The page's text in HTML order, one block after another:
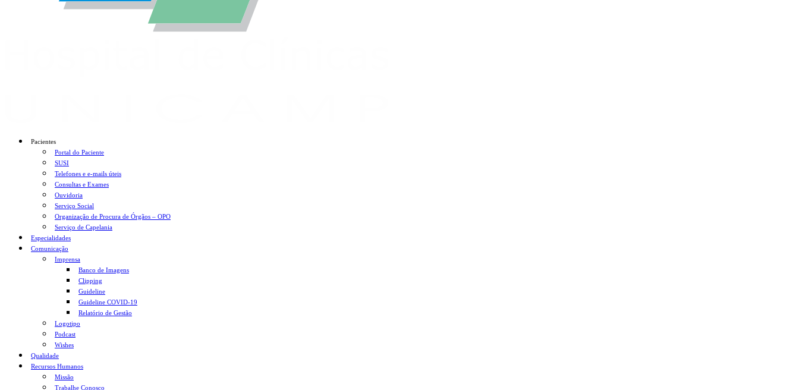
Pacientes
Portal do Paciente
SUSI
Telefones e e-mails úteis
Consultas e Exames
Ouvidoria
Serviço Social
Organização de Procura de Órgãos – OPO
Serviço de Capelania
Especialidades
Comunicação
Imprensa
Banco de Imagens
Clipping
Guideline
Guideline COVID-19
Relatório de Gestão
Logotipo
Podcast
Wishes
Qualidade
Recursos Humanos
Missão
Trabalhe Conosco